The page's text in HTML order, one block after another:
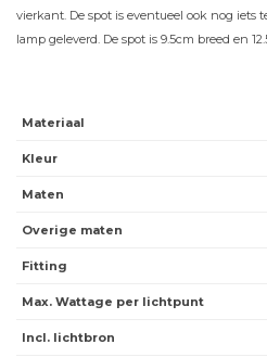
vierkant. De spot is eventueel ook nog iets
lamp geleverd. De spot is 9.5cm breed en
Materiaal
Kleur
Maten
Overige maten
Fitting
Max. Wattage per lichtpunt
Incl. lichtbron